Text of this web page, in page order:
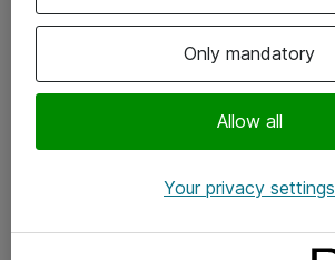
kundtjanst@atea.se
Kontor
Only mandatory
Allow all
Your privacy settings